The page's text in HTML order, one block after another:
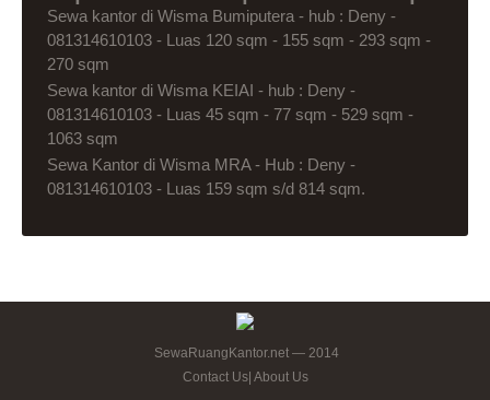
Sewa kantor di Wisma Bumiputera - hub : Deny -
081314610103 - Luas 120 sqm - 155 sqm - 293 sqm -
270 sqm
Sewa kantor di Wisma KEIAI - hub : Deny -
081314610103 - Luas 45 sqm - 77 sqm - 529 sqm -
1063 sqm
Sewa Kantor di Wisma MRA - Hub : Deny -
081314610103 - Luas 159 sqm s/d 814 sqm.
SewaRuangKantor.net — 2014
Contact Us| About Us